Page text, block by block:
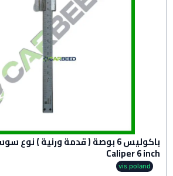
Caliper 6 inch
vis poland